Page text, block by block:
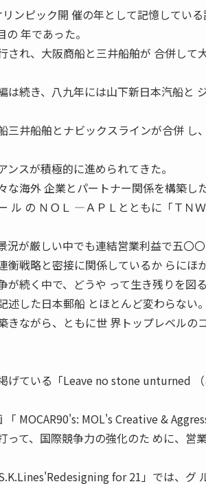
ンピック開 催の年として記憶してい
年であった。
され、大阪商船と三井船舶が 合併して
は続き、八九年には山下新日本汽船と
三井船舶とナビックスラインが合併 し
スが積極的に進められてきた。
海外 企業とパートナー関係を構築した
ル の ＮＯＬ ―ＡＰＬとともに「ＴＮ
況が厳しい中でも連結営業利益で五〇
戦略と密接に関係しているか らにほ
続く中で、どうや って生き残りを図る
した日本郵船 とほとんど変わらない。
ながら、ともに世 界トップレベルの
げている「Leave no stone unturned
MOCAR90's: MOL's Creative &
て、国際競争力の強化のた めに、営
for 21」では、グ